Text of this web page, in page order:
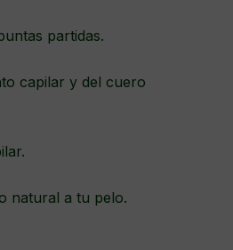
partidas.
capilar y del cuero
natural a tu pelo.